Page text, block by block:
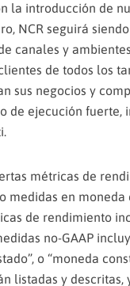
la introducción de
NCR seguirá
canales y
de todos los
sus negocios y
de ejecución fuerte,
métricas de
medidas en
de rendimiento
no-GAAP
o “moneda
listadas y descritas,